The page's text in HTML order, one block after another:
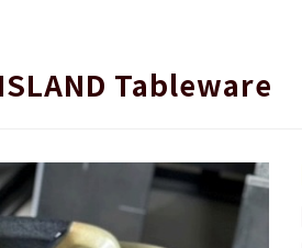
Tableware